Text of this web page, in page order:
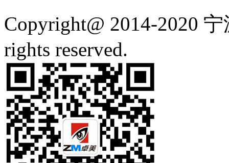
Copyright@ 2014-2020
rights reserved.